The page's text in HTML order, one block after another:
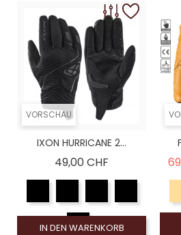
VORSCHAU
IXON HURRICANE 2...
49,00 CHF
IN DEN WARENKORB